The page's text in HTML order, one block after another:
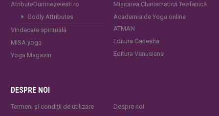
AtributeDumnezeiesti.ro
Godly Attributes
Vindecare spirituală
MISA.yoga
Yoga Magazin
Mișcarea Charismatică Teofanică
Academia de Yoga online
ATMAN
Editura Ganesha
Editura Venusiana
DESPRE NOI
Termeni și condiții de utilizare
Despre noi